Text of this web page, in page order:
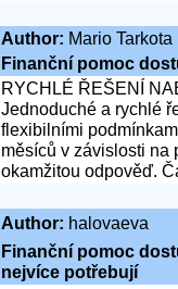
Author: Mario Tarkota
Finanční pomoc
RYCHLÉ ŘEŠENÍ
Jednoduché a rychlé
flexibilními
měsíců v závislosti na
okamžitou odpověď.
Author: halovaeva
Finanční pomoc
nejvíce potřebují